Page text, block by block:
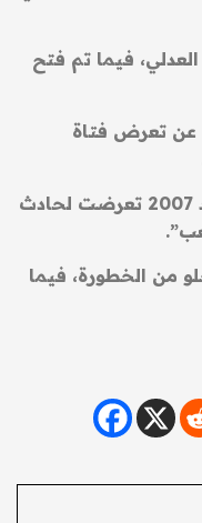
فيما تم فتح
تعرض فتاة
وذكر المصدر أن “طالبة من مواليد 2007 تعرضت لحادث
من الخطورة، فيما